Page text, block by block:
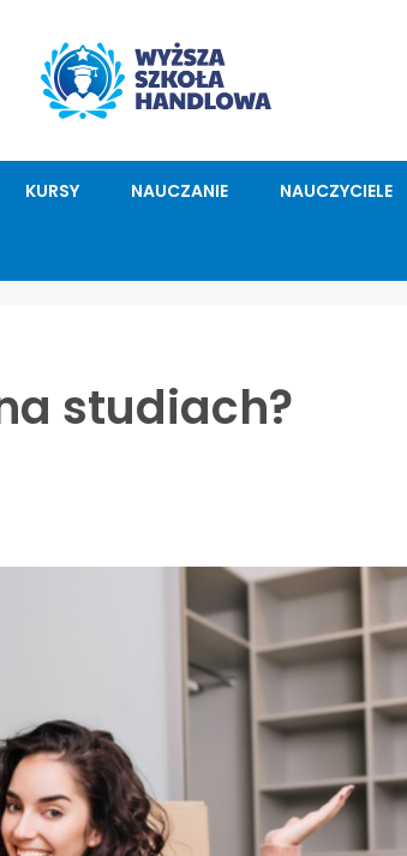
KURSY NAUCZANIE NAUCZYCIELE
studiach?